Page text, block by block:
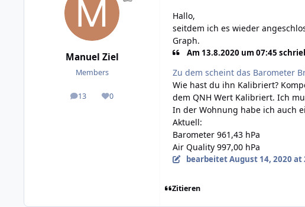
Manuel Ziel
Members
13
posts 0
Reputation
Hallo,
seitdem ich es wieder
Graph.
Am 13.8.2020 um 07:45
Zu dem scheint das Barometer
Wie hast du ihn Kalibriert?
dem QNH Wert Kalibriert. Ich
In der Wohnung habe ich auch
Aktuell:
Barometer 961,43 hPa
Air Quality 997,00 hPa
bearbeitetAugust 14, 2020 at
Zitieren